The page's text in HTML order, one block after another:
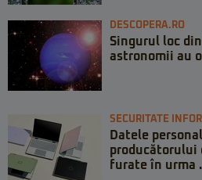
DESCOPERA.RO
Singurul loc
astronomii au
SECURITATE
Datele
producătorului
furate în urma